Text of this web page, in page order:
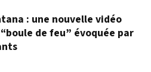
: une nouvelle vidéo
de feu” évoquée par